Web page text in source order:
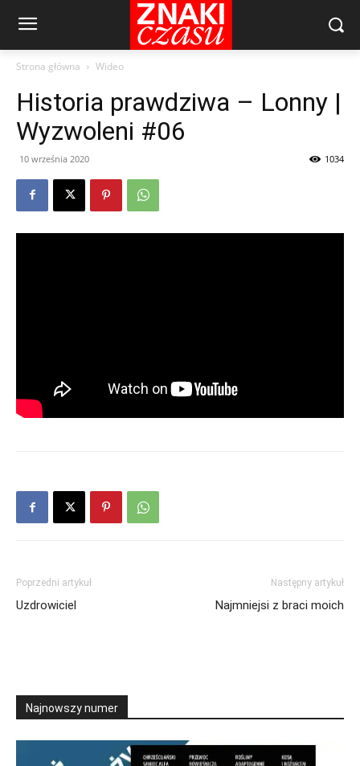
Strona główna Wideo
Historia prawdziwa – Lonny |
Wyzwoleni #06
10 września 2020 1034
Poprzedni artykuł
Uzdrowiciel
Następny artykuł
Najmniejsi z braci moich
Najnowszy numer